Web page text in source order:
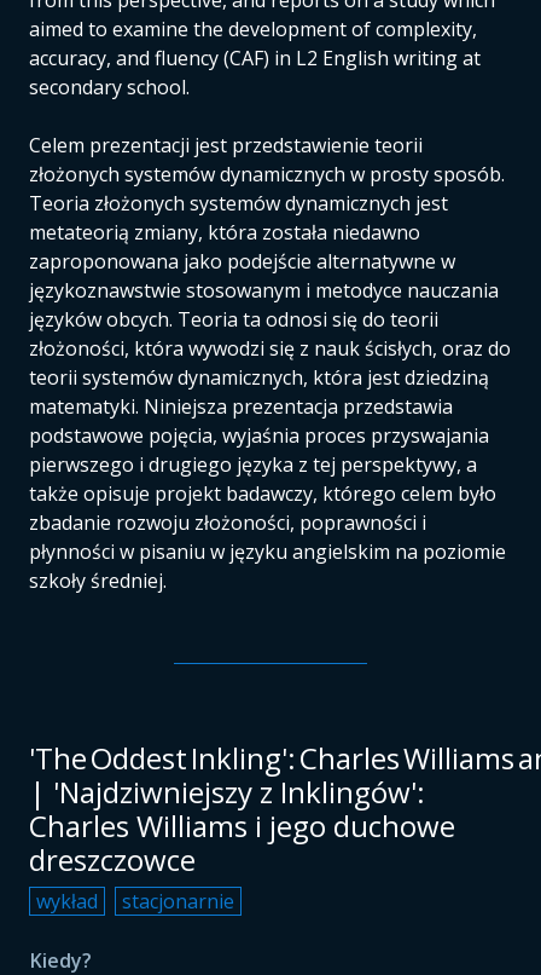
aimed to examine the development of complexity,
accuracy, and fluency (CAF) in L2 English writing at
secondary school.
Celem prezentacji jest przedstawienie teorii
złożonych systemów dynamicznych w prosty sposób.
Teoria złożonych systemów dynamicznych jest
metateorią zmiany, która została niedawno
zaproponowana jako podejście alternatywne w
językoznawstwie stosowanym i metodyce nauczania
języków obcych. Teoria ta odnosi się do teorii
złożoności, która wywodzi się z nauk ścisłych, oraz do
teorii systemów dynamicznych, która jest dziedziną
matematyki. Niniejsza prezentacja przedstawia
podstawowe pojęcia, wyjaśnia proces przyswajania
pierwszego i drugiego języka z tej perspektywy, a
także opisuje projekt badawczy, którego celem było
zbadanie rozwoju złożoności, poprawności i
płynności w pisaniu w języku angielskim na poziomie
szkoły średniej.
'The Oddest Inkling': Charles Williams
| 'Najdziwniejszy z Inklingów':
Charles Williams i jego duchowe
dreszczowce
wykład stacjonarnie
Kiedy?